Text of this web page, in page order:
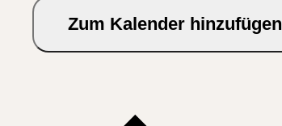
Zum Kalender hinzufügen